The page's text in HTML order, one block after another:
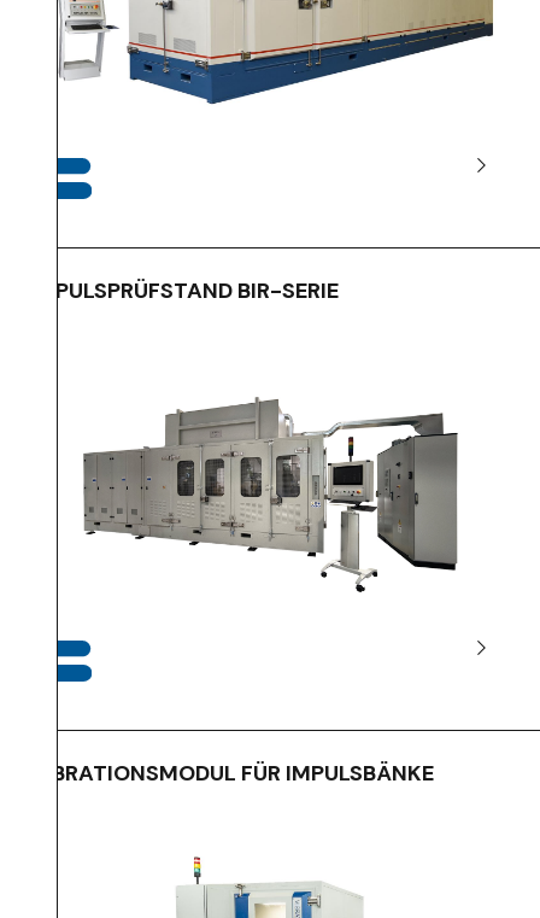
IMPULSPRÜFSTAND BIR-SERIE
VIBRATIONSMODUL FÜR IMPULSBÄNKE